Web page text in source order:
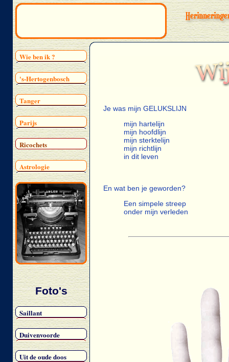
Wie ben ik ?
's-Hertogenbosch
Tanger
Parijs
Ricochets
Astrologie
Foto's
Saillant
Duivenvoorde
Uit de oude doos
Je was mijn GELUKSLIJN
mijn hartelijn
mijn hoofdlijn
mijn sterktelijn
mijn richtlijn
in dit leven
En wat ben je geworden?
Een simpele streep
onder mijn verleden